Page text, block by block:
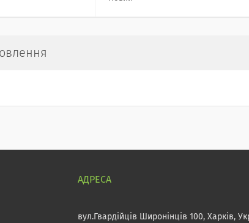
вул.Гвардійців Широнінців 100, Харків,